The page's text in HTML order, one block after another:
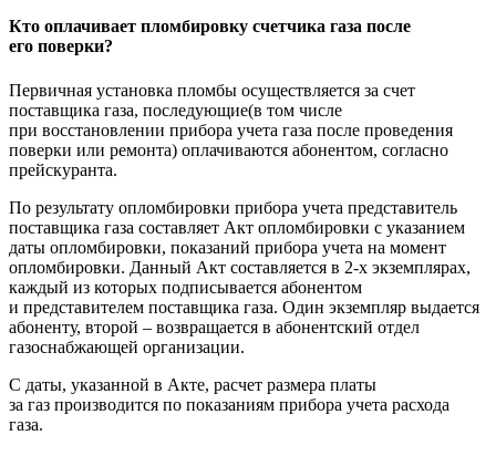
Кто оплачивает пломбировку счетчика газа после
его поверки?
Первичная установка пломбы осуществляется за счет
поставщика газа, последующие(в том числе
при восстановлении прибора учета газа после проведения
поверки или ремонта) оплачиваются абонентом, согласно
прейскуранта.
По результату опломбировки прибора учета представитель
поставщика газа составляет Акт опломбировки с указанием
даты опломбировки, показаний прибора учета на момент
опломбировки. Данный Акт составляется в 2-х экземплярах,
каждый из которых подписывается абонентом
и представителем поставщика газа. Один экземпляр выдается
абоненту, второй – возвращается в абонентский отдел
газоснабжающей организации.
С даты, указанной в Акте, расчет размера платы
за газ производится по показаниям прибора учета расхода
газа.